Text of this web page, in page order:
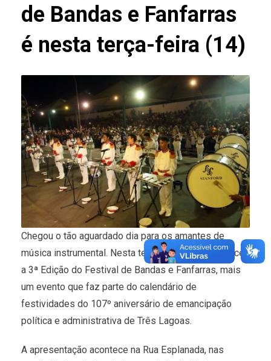
de Bandas e Fanfarras
é nesta terça-feira (14)
Chegou o tão aguardado dia para os amantes de
música instrumental. Nesta terça-feira (14), acontece
a 3ª Edição do Festival de Bandas e Fanfarras, mais
um evento que faz parte do calendário de
festividades do 107º aniversário de emancipação
política e administrativa de Três Lagoas.
A apresentação acontece na Rua Esplanada, nas